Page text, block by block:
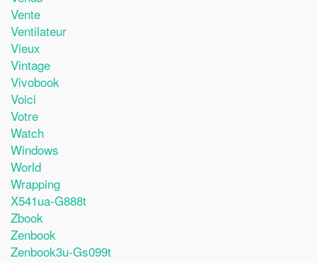
Vente
Ventilateur
Vieux
Vintage
Vivobook
Voici
Votre
Watch
Windows
World
Wrapping
X541ua-G888t
Zbook
Zenbook
Zenbook3u-Gs099t